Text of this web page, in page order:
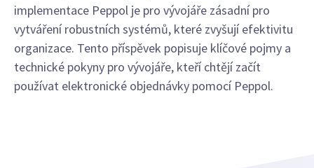
implementace Peppol je pro vývojáře zásadní pro
vytváření robustních systémů, které zvyšují efektivitu
organizace. Tento příspěvek popisuje klíčové pojmy a
technické pokyny pro vývojáře, kteří chtějí začít
používat elektronické objednávky pomocí Peppol.